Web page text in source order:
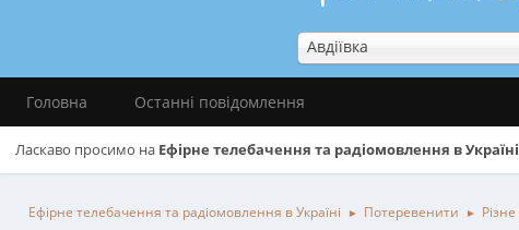
Авдіївка
Головна Останні повідомлення
Ласкаво просимо на Ефірне телебачення та радіомовлення в Україні
Ефірне телебачення та радіомовлення в Україні ► Потеревенити ► Різне